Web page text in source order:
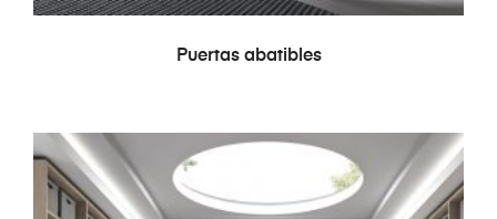
LEER MÁS
Puertas abatibles